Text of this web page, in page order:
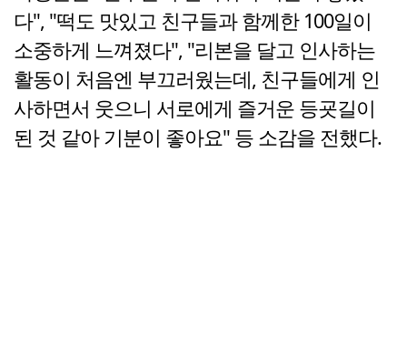
다", "떡도 맛있고 친구들과 함께한 100일이
소중하게 느껴졌다", "리본을 달고 인사하는
활동이 처음엔 부끄러웠는데, 친구들에게 인
사하면서 웃으니 서로에게 즐거운 등굣길이
된 것 같아 기분이 좋아요" 등 소감을 전했다.